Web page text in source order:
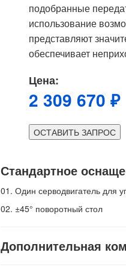
подобранные
использование
представляют
обеспечивает
Цена:
2 309 670 ₽
ОСТАВИТЬ ЗАПРОС
Стандартное
01. Один серводвигатель для
02. ±45° поворотный стол
Дополнительная